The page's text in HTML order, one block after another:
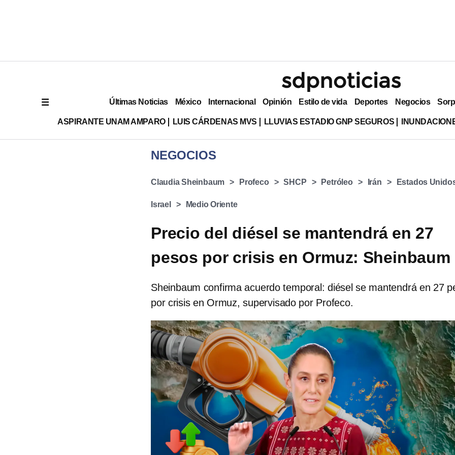
Últimas Noticias México Internacional Opinión Estilo de vida Deportes Negocios
ASPIRANTE UNAM AMPARO LUIS CÁRDENAS MVS LLUVIAS ESTADIO GNP SEGUROS
NEGOCIOS
Claudia Sheinbaum Profeco SHCP Petróleo Irán Estados
Israel Medio Oriente
Precio del diésel se mantendrá en 27
pesos por crisis en Ormuz: Sheinbaum
Sheinbaum confirma acuerdo temporal: diésel se mantendrá en 27
por crisis en Ormuz, supervisado por Profeco.